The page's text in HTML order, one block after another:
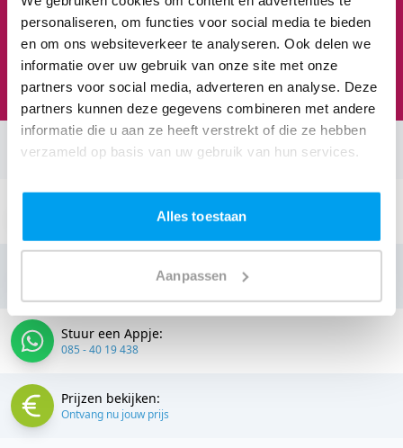
personaliseren, om functies voor social media te bieden
en om ons websiteverkeer te analyseren. Ook delen we
informatie over uw gebruik van onze site met onze
partners voor social media, adverteren en analyse. Deze
partners kunnen deze gegevens combineren met andere
informatie die u aan ze heeft verstrekt of die ze hebben
verzameld op basis van uw gebruik van hun services.
Alles toestaan
Aanpassen
Feesten om naar uit te kijken
We staan te popelen!
Neem contact op:
info@thedjcompany.nl
Stuur een Appje:
085 - 40 19 438
Prijzen bekijken:
Ontvang nu jouw prijs